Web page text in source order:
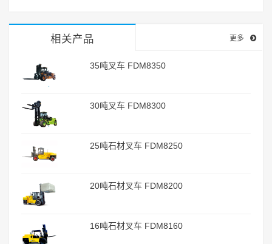
相关产品 更多
35吨叉车 FDM8350
30吨叉车 FDM8300
25吨石材叉车 FDM8250
20吨石材叉车 FDM8200
16吨石材叉车 FDM8160